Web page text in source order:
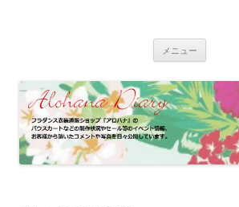
キ
ッ
プ
ラドレスの着用写真などを
メニュー